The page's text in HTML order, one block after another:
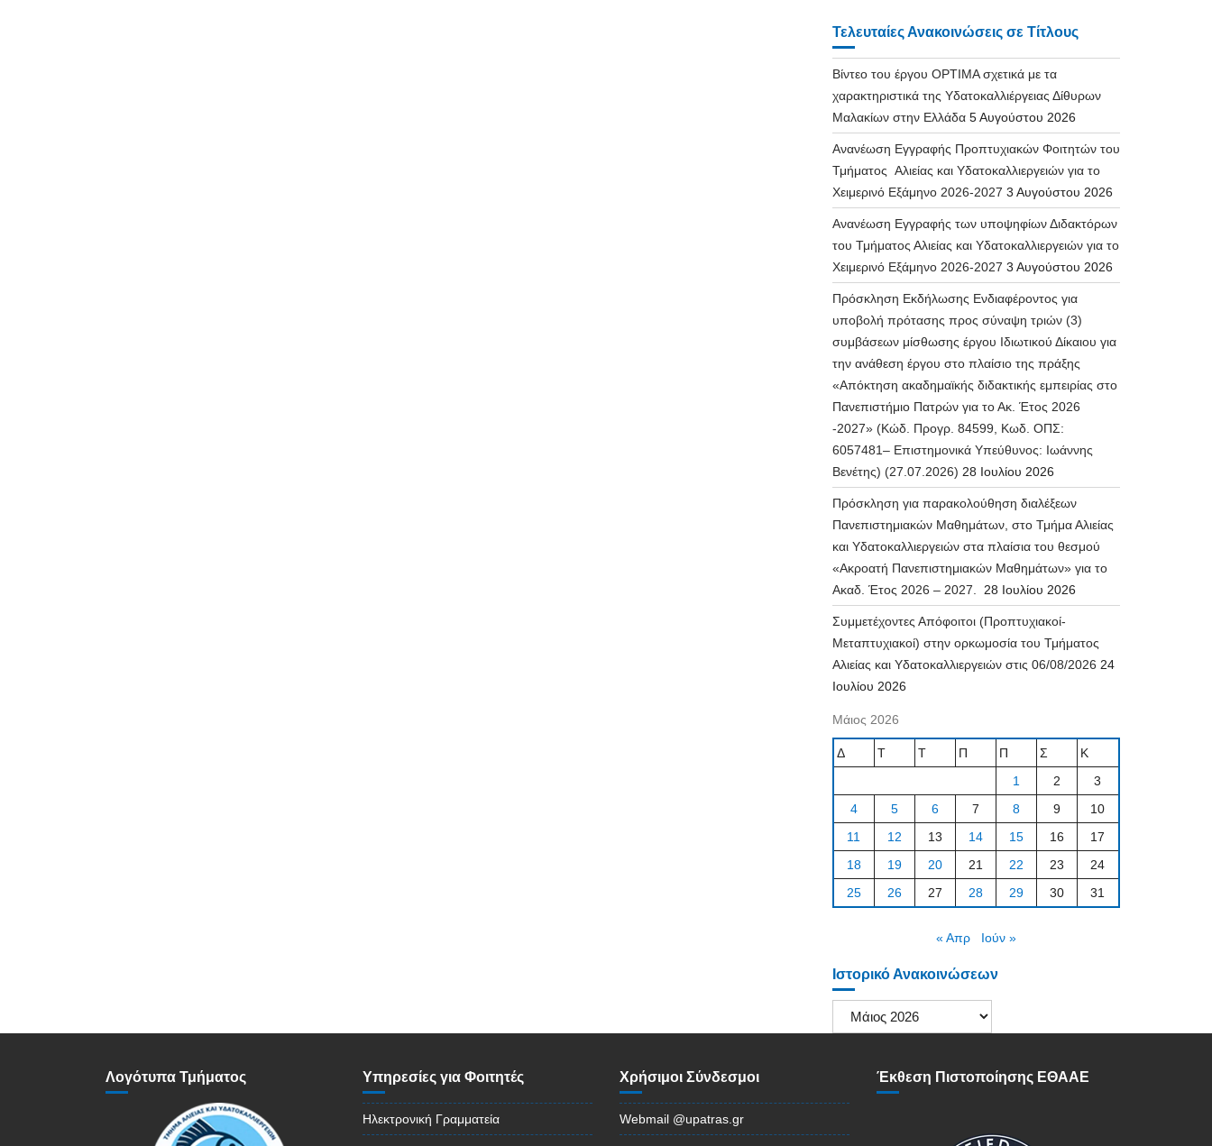
Τελευταίες Ανακοινώσεις σε Τίτλους
Βίντεο του έργου OPTIMA σχετικά με τα
χαρακτηριστικά της Υδατοκαλλιέργειας Δίθυρων
Μαλακίων στην Ελλάδα 5 Αυγούστου 2026
Ανανέωση Εγγραφής Προπτυχιακών Φοιτητών του
Τμήματος Αλιείας και Υδατοκαλλιεργειών για το
Χειμερινό Εξάμηνο 2026-2027 3 Αυγούστου 2026
Ανανέωση Εγγραφής των υποψηφίων Διδακτόρων
του Τμήματος Αλιείας και Υδατοκαλλιεργειών για το
Χειμερινό Εξάμηνο 2026-2027 3 Αυγούστου 2026
Πρόσκληση Εκδήλωσης Ενδιαφέροντος για
υποβολή πρότασης προς σύναψη τριών (3)
συμβάσεων μίσθωσης έργου Ιδιωτικού Δίκαιου για
την ανάθεση έργου στο πλαίσιο της πράξης
«Απόκτηση ακαδημαϊκής διδακτικής εμπειρίας στο
Πανεπιστήμιο Πατρών για το Ακ. Έτος 2026
-2027» (Κώδ. Προγρ. 84599, Κωδ. ΟΠΣ:
6057481– Επιστημονικά Υπεύθυνος: Ιωάννης
Βενέτης) (27.07.2026) 28 Ιουλίου 2026
Πρόσκληση για παρακολούθηση διαλέξεων
Πανεπιστημιακών Μαθημάτων, στο Τμήμα Αλιείας
και Υδατοκαλλιεργειών στα πλαίσια του θεσμού
«Ακροατή Πανεπιστημιακών Μαθημάτων» για το
Ακαδ. Έτος 2026 – 2027. 28 Ιουλίου 2026
Συμμετέχοντες Απόφοιτοι (Προπτυχιακοί-
Μεταπτυχιακοί) στην ορκωμοσία του Τμήματος
Αλιείας και Υδατοκαλλιεργειών στις 06/08/2026 24
Ιουλίου 2026
Μάιος 2026
Δ Τ Τ Π Π Σ
Κ
1
2
3
4
5 6 7 8 9
10
11
12 13 14 15 16
17
18
19 20 21 22 23
24
25
26 27 28 29 30 31
« Απρ Ιούν »
Ιστορικό Ανακοινώσεων
Ιστορικό
Ανακοινώσεων
Λογότυπα Τμήματος Υπηρεσίες για Φοιτητές
Ηλεκτρονική Γραμματεία
Χρήσιμοι Σύνδεσμοι
Webmail @upatras.gr
Έκθεση Πιστοποίησης ΕΘΑΑΕ